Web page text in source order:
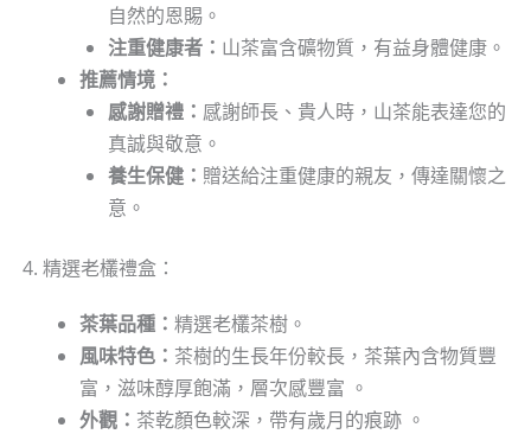
自然的恩賜。
注重健康者： 山茶富含礦物質，有益身體健康。
推薦情境：
感謝贈禮： 感謝師長、貴人時，山茶能表達您的
真誠與敬意。
養生保健： 贈送給注重健康的親友，傳達關懷之
意。
4. 精選老欉禮盒：
茶葉品種： 精選老欉茶樹。
風味特色： 茶樹的生長年份較長，茶葉內含物質豐
富，滋味醇厚飽滿，層次感豐富 。
外觀： 茶乾顏色較深，帶有歲月的痕跡 。